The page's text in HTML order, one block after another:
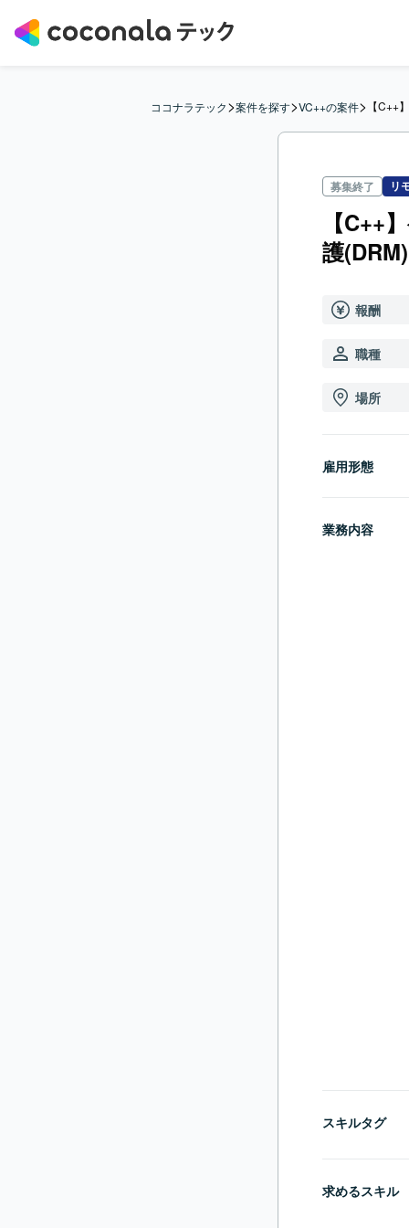
ココナラテック>案件を探す>VC++の案件> 【C++
募集終了 リ
【C++
護
報酬
職種
場所
雇用形態
業務内容
スキルタグ
求めるスキル